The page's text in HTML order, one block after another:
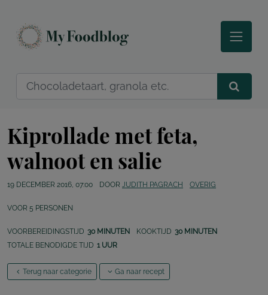
Kiprollade met feta,
walnoot en salie
19 DECEMBER 2016, 07:00 DOOR JUDITH PAGRACH OVERIG
VOOR 5 PERSONEN
VOORBEREIDINGSTIJD 30 MINUTEN KOOKTIJD 30 MINUTEN
TOTALE BENODIGDE TIJD 1 UUR
Terug naar categorie Ga naar recept